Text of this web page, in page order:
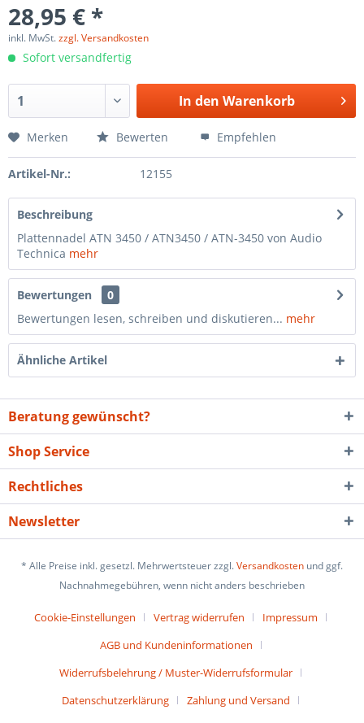
28,95 € *
inkl. MwSt.zzgl. Versandkosten
Sofort versandfertig
In den Warenkorb
Merken Bewerten Empfehlen
Artikel-Nr.: 12155
Beschreibung
Plattennadel ATN 3450 / ATN3450 / ATN-3450 von Audio
Technica mehr
Bewertungen
0
Bewertungen lesen, schreiben und diskutieren... mehr
Ähnliche Artikel
Beratung gewünscht?
Shop Service
Rechtliches
Newsletter
* Alle Preise inkl. gesetzl. Mehrwertsteuer zzgl.Versandkosten und ggf.
Nachnahmegebühren, wenn nicht anders beschrieben
Cookie-Einstellungen Vertrag widerrufen
Impressum
AGB und Kundeninformationen
Widerrufsbelehrung / Muster-Widerrufsformular
Datenschutzerklärung
Zahlung und Versand